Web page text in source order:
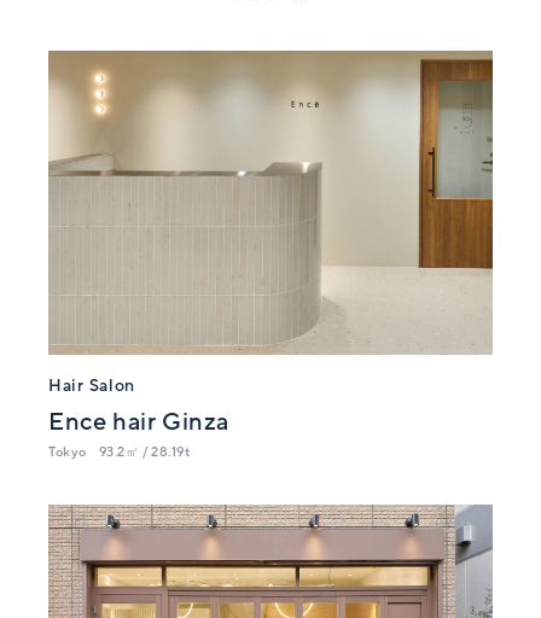
Hair Salon
Ence hair Ginza
Tokyo 93.2㎡ / 28.19t